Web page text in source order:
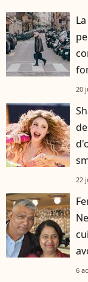
20
22
6